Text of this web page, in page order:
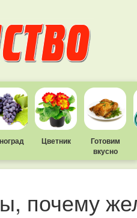
Цветник
Готовим
вкусно
почему